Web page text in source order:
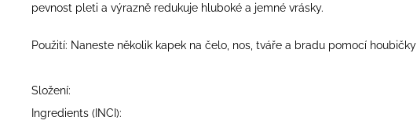
pevnost pleti a výrazně redukuje hluboké a jemné vrásky.
Použití: Naneste několik kapek na čelo, nos, tváře a bradu pomocí
Složení:
Ingredients (INCI):